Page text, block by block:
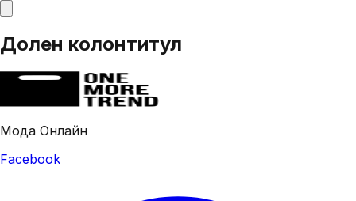
Долен колонтитул
Мода Онлайн
Facebook